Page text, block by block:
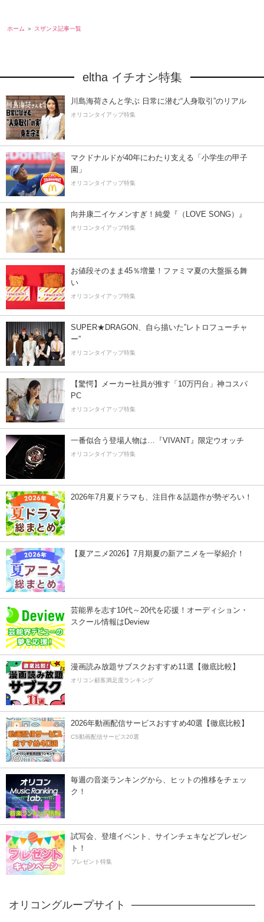
ホーム スザンヌ記事一覧
eltha イチオシ特集
川島海荷さんと学ぶ 日常に潜む“人身取引”のリアル
オリコンタイアップ特集
マクドナルドが40年にわたり支える「小学生の甲子
園」
オリコンタイアップ特集
向井康二イケメンすぎ！純愛『（LOVE SONG）』
オリコンタイアップ特集
お値段そのまま45％増量！ファミマ夏の大盤振る舞
い
オリコンタイアップ特集
SUPER★DRAGON、自ら描いた”レトロフューチャ
ー”
オリコンタイアップ特集
【驚愕】メーカー社員が推す「10万円台」神コスパ
PC
オリコンタイアップ特集
一番似合う登場人物は…『VIVANT』限定ウオッチ
オリコンタイアップ特集
2026年7月夏ドラマも、注目作＆話題作が勢ぞろい！
【夏アニメ2026】7月期夏の新アニメを一挙紹介！
芸能界を志す10代～20代を応援！オーディション・
スクール情報はDeview
漫画読み放題サブスクおすすめ11選【徹底比較】
オリコン顧客満足度ランキング
2026年動画配信サービスおすすめ40選【徹底比較】
CS動画配信サービス20選
毎週の音楽ランキングから、ヒットの推移をチェッ
ク！
試写会、登壇イベント、サインチェキなどプレゼン
ト！
プレゼント特集
オリコングループサイト